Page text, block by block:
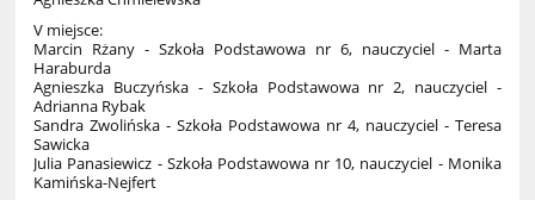
V miejsce:
Marcin Rżany - Szkoła Podstawowa nr 6, nauczyciel - Marta
Haraburda
Agnieszka Buczyńska - Szkoła Podstawowa nr 2, nauczyciel -
Adrianna Rybak
Sandra Zwolińska - Szkoła Podstawowa nr 4, nauczyciel - Teresa
Sawicka
Julia Panasiewicz - Szkoła Podstawowa nr 10, nauczyciel - Monika
Kamińska-Nejfert